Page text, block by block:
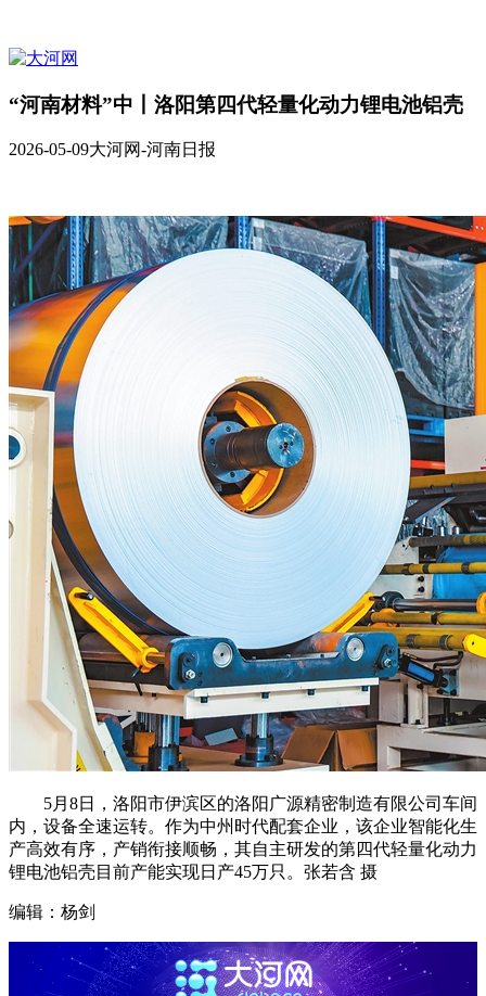
“河南材料”中丨洛阳第四代轻量化动力锂电池铝壳
2026-05-09大河网-河南日报
5月8日，洛阳市伊滨区的洛阳广源精密制造有限公司车间
内，设备全速运转。作为中州时代配套企业，该企业智能化生
产高效有序，产销衔接顺畅，其自主研发的第四代轻量化动力
锂电池铝壳目前产能实现日产45万只。张若含 摄
编辑：杨剑